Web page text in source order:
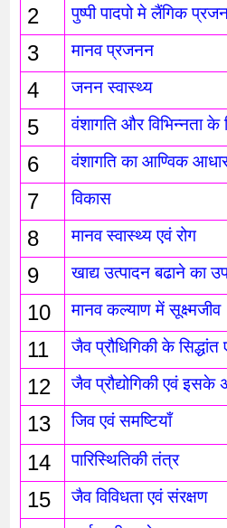
2 पुष्पी पादपो मे लैंगिक
3 मानव प्रजनन
4 जनन स्वास्थ्य
5 वंशागति और विभिन्नता के
6 वंशागति का आण्विक
7 विकास
8 मानव स्वास्थ्य एवं रोग
9 खाद्य उत्पादन बढाने का
10 मानव कल्याण में सूक्ष्मजीव
11 जैव प्रौधिगिकी के सिद्धांत
12 जैव प्रौद्योगिकी एवं इसके
13 जिव एवं समष्टियाँ
14 पारिस्थितिकी तंत्र
15 जैव विविधता एवं संरक्षण